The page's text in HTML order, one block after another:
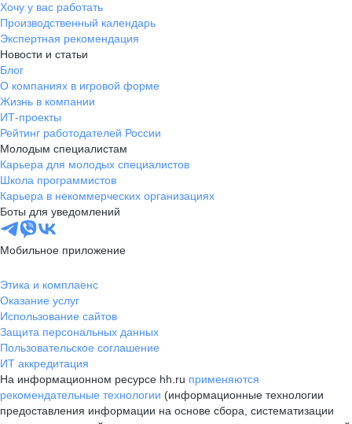
Хочу у вас работать
Производственный календарь
Экспертная рекомендация
Новости и статьи
Блог
О компаниях в игровой форме
Жизнь в компании
ИТ-проекты
Рейтинг работодателей России
Молодым специалистам
Карьера для молодых специалистов
Школа программистов
Карьера в некоммерческих организациях
Боты для уведомлений
Мобильное приложение
Этика и комплаенс
Оказание услуг
Использование сайтов
Защита персональных данных
Пользовательское соглашение
ИТ аккредитация
На информационном ресурсе hh.ru применяются
рекомендательные технологии (информационные технологии
предоставления информации на основе сбора, систематизации